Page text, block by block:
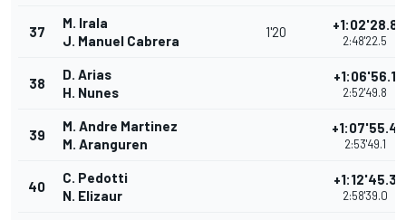
37
M. Irala
J. Manuel Cabrera
1'20 +1:02'28.8
2:48'22.5
38
D. Arias
H. Nunes
+1:06'56.1
2:52'49.8
39
M. Andre Martinez
M. Aranguren
+1:07'55.4
2:53'49.1
40
C. Pedotti
N. Elizaur
+1:12'45.3
2:58'39.0